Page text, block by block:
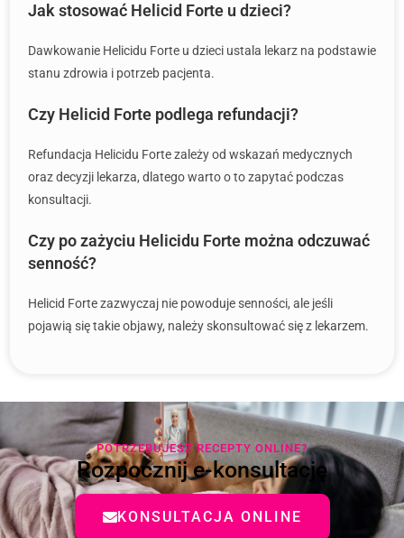
Jak stosować Helicid Forte u dzieci?
Dawkowanie Helicidu Forte u dzieci ustala lekarz na podstawie
stanu zdrowia i potrzeb pacjenta.
Czy Helicid Forte podlega refundacji?
Refundacja Helicidu Forte zależy od wskazań medycznych
oraz decyzji lekarza, dlatego warto o to zapytać podczas
konsultacji.
Czy po zażyciu Helicidu Forte można odczuwać
senność?
Helicid Forte zazwyczaj nie powoduje senności, ale jeśli
pojawią się takie objawy, należy skonsultować się z lekarzem.
POTRZEBUJESZ RECEPTY ONLINE?
Rozpocznij e-konsultację
KONSULTACJA ONLINE